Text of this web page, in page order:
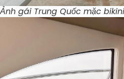
Ảnh gái Trung Quốc mặc